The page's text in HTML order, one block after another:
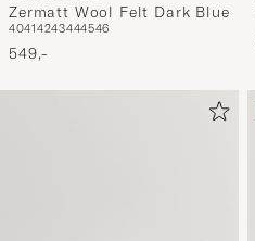
Zermatt Wool Felt Dark Blue
40414243444546
549,-